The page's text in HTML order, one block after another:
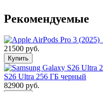
Рекомендуемые
21500 руб.
Купить
S26 Ultra 256 ГБ черный
82900 руб.